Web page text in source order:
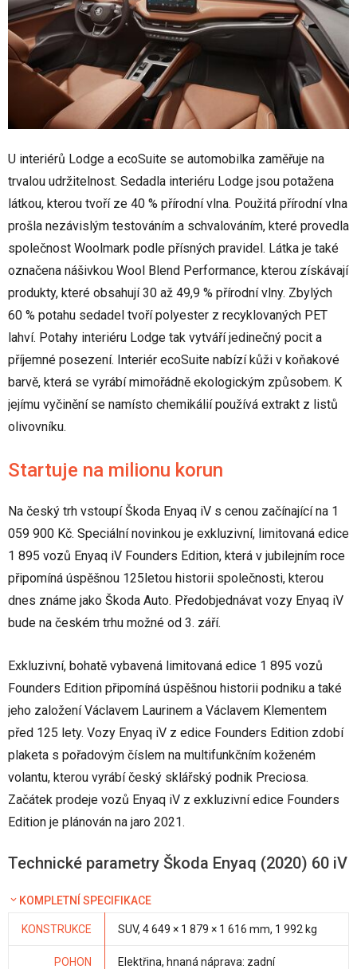
U interiérů Lodge a ecoSuite se automobilka zaměřuje na
trvalou udržitelnost. Sedadla interiéru Lodge jsou potažena
látkou, kterou tvoří ze 40 % přírodní vlna. Použitá přírodní vlna
prošla nezávislým testováním a schvalováním, které provedla
společnost Woolmark podle přísných pravidel. Látka je také
označena nášivkou Wool Blend Performance, kterou získávají
produkty, které obsahují 30 až 49,9 % přírodní vlny. Zbylých
60 % potahu sedadel tvoří polyester z recyklovaných PET
lahví. Potahy interiéru Lodge tak vytváří jedinečný pocit a
příjemné posezení. Interiér ecoSuite nabízí kůži v koňakové
barvě, která se vyrábí mimořádně ekologickým způsobem. K
jejímu vyčinění se namísto chemikálií používá extrakt z listů
olivovníku.
Startuje na milionu korun
Na český trh vstoupí Škoda Enyaq iV s cenou začínající na 1
059 900 Kč. Speciální novinkou je exkluzivní, limitovaná edice
1 895 vozů Enyaq iV Founders Edition, která v jubilejním roce
připomíná úspěšnou 125letou historii společnosti, kterou
dnes známe jako Škoda Auto. Předobjednávat vozy Enyaq iV
bude na českém trhu možné od 3. září.
Exkluzivní, bohatě vybavená limitovaná edice 1 895 vozů
Founders Edition připomíná úspěšnou historii podniku a také
jeho založení Václavem Laurinem a Václavem Klementem
před 125 lety. Vozy Enyaq iV z edice Founders Edition zdobí
plaketa s pořadovým číslem na multifunkčním koženém
volantu, kterou vyrábí český sklářský podnik Preciosa.
Začátek prodeje vozů Enyaq iV z exkluzivní edice Founders
Edition je plánován na jaro 2021.
Technické parametry Škoda Enyaq (2020) 60 iV
KOMPLETNÍ SPECIFIKACE
KONSTRUKCE SUV, 4 649 × 1 879 × 1 616 mm, 1 992 kg
POHON Elektřina, hnaná náprava: zadní